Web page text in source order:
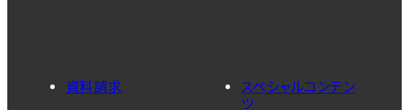
資料請求
スペシャルコンテン
ツ